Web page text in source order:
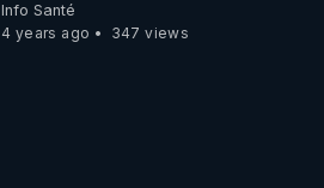
conférence de presse du
19/10/22 Parlement
Européen.
Info Santé
4 years ago
347 views